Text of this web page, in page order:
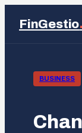
FinGestio
Business
BUSINESS